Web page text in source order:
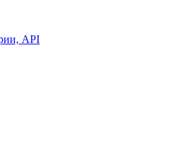
API